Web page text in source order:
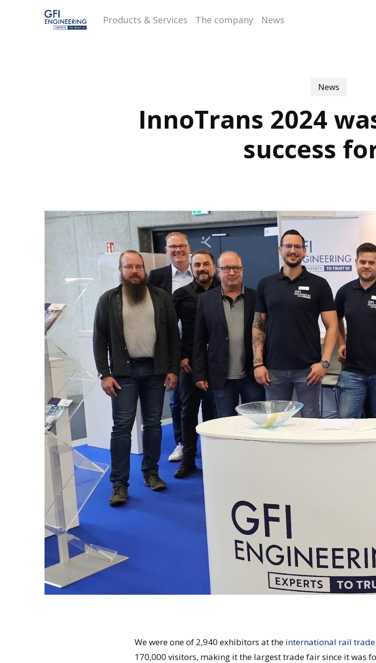
Products & Services The company News
News
InnoTrans 2024
success
We were one of 2,940 exhibitors at the international rail
170,000 visitors, making it the largest trade fair since it was